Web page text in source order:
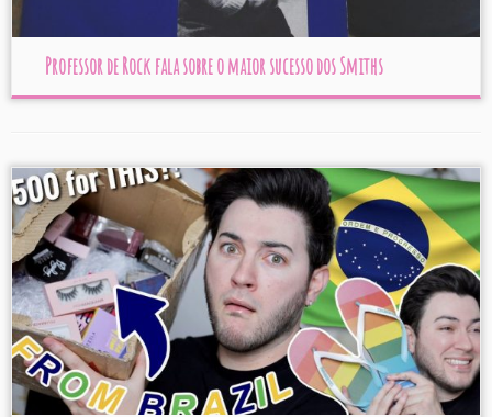
Professor de Rock fala sobre o maior sucesso dos Smiths